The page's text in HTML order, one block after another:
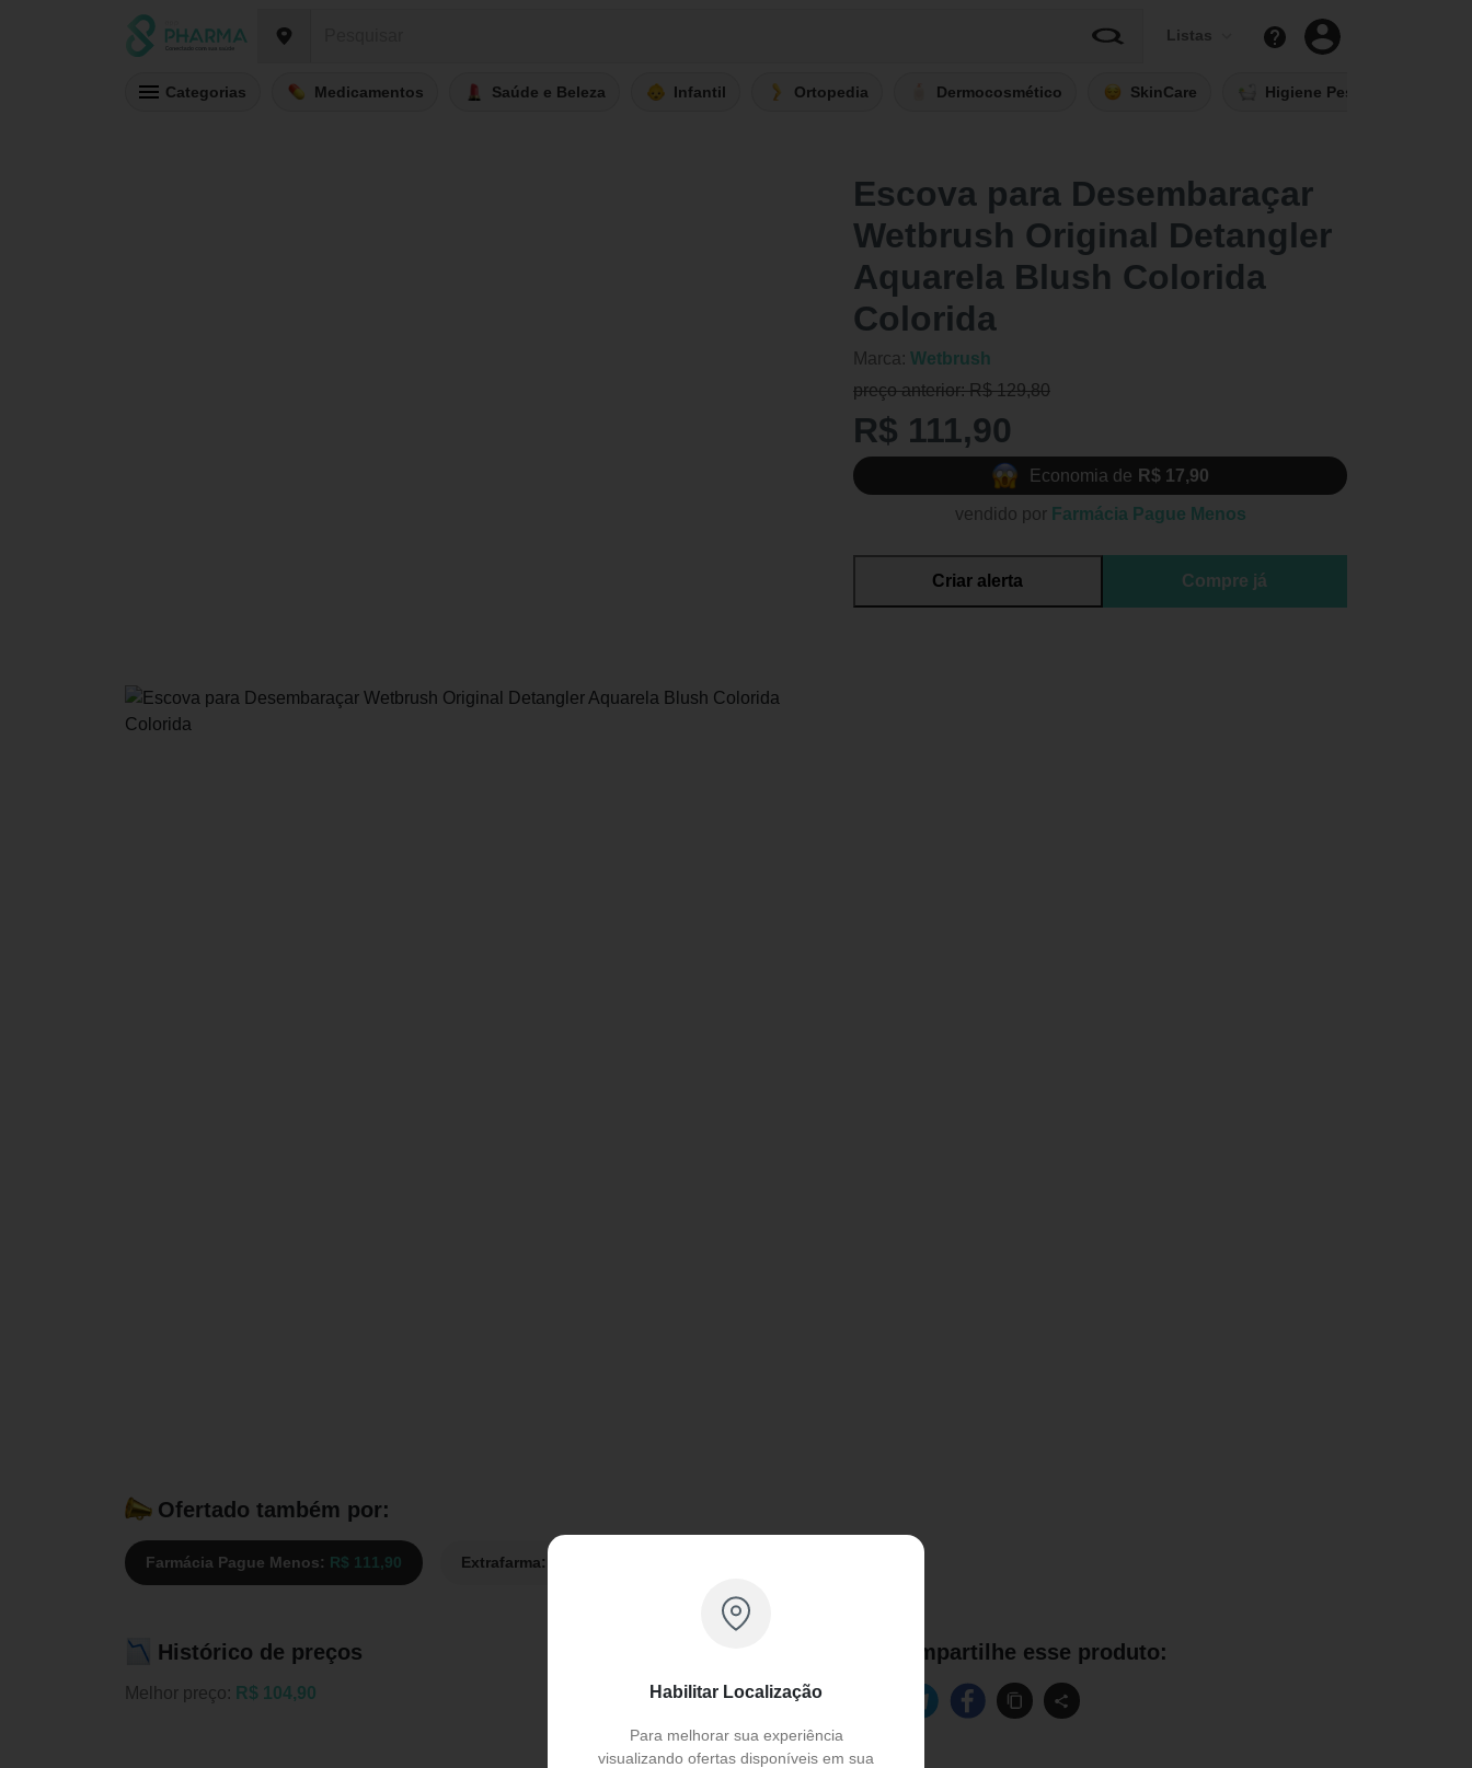
Listas
Categorias Medicamentos Saúde e Beleza Infantil Ortopedia Dermocosmético SkinCare Higiene Pessoal
Habilitar Localização
Para melhorar sua experiência
visualizando ofertas disponíveis em sua
Escova para Desembaraçar
Wetbrush Original Detangler
Aquarela Blush Colorida
Colorida
Marca: Wetbrush
preço anterior: R$ 129,80
R$ 111,90
Economia de R$ 17,90
vendido por Farmácia Pague Menos
Criar alerta Compre já
Ofertado também por:
Farmácia Pague Menos: R$ 111,90 Extrafarma:
Histórico de preços
Melhor preço: R$ 104,90
Compartilhe esse produto: